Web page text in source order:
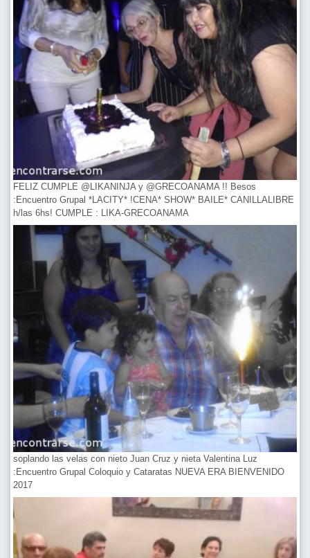
FELIZ CUMPLE @LIKANINJA y @GRECOANAMA !! Besos
:Encuentro Grupal *LACITY* !CENA* SHOW* BAILE* CANILLALIBRE
h/las 6hs! CUMPLE : LIKA-GRECOANAMA
soplando las velas con nieto Juan Cruz y nieta Valentina Luz
:Encuentro Grupal Coloquio y Cataratas NUEVA ERA BIENVENIDO
2017